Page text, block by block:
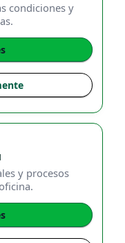
condiciones y
y procesos